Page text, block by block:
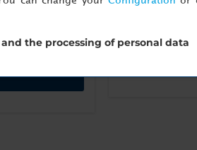
Prenota ora
the processing of personal data